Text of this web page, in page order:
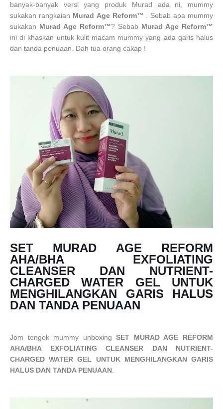
banyak-banyak versi yang produk Murad ada ni, mummy
sukakan rangkaian Murad Age Reform™
. Sebab apa mummy
sukakan Murad Age Reform™? Sebab Murad Age Reform™
ini di khaskan untuk kulit macam mummy yang ada garis halus
dan tanda penuaan. Dah tua orang cakap !
SET MURAD AGE REFORM
AHA/BHA EXFOLIATING
CLEANSER DAN NUTRIENT-
CHARGED WATER GEL UNTUK
MENGHILANGKAN GARIS HALUS
DAN TANDA PENUAAN
Jom tengok mummy unboxingSET MURAD AGE REFORM
AHA/BHA EXFOLIATING CLEANSER DAN NUTRIENT-
CHARGED WATER GEL UNTUK MENGHILANGKAN GARIS
HALUS DAN TANDA PENUAAN